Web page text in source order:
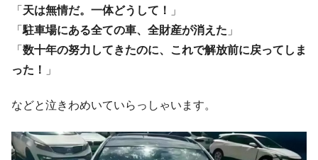
「 天は無情だ。一体どうして！
」
「 駐車場にある全ての車、全財産が消えた 」
「 数十年の努力してきたのに、これで解放前に戻ってしま
った！
」
などと泣きわめいていらっしゃいます。